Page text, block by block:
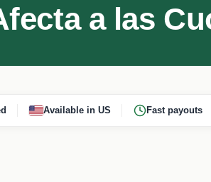
a las
Available in US Fast payouts